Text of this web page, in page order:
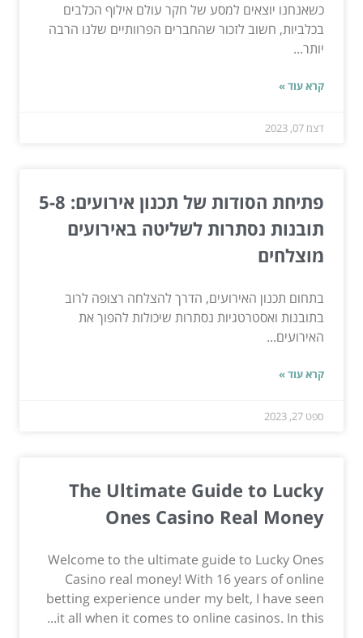
כשאנחנו יוצאים למסע של חקר עולם אילוף הכלבים
בכלביות, חשוב לזכור שהחברים הפרוותיים שלנו הרבה
יותר...
קרא עוד »
דצמ 07, 2023
פתיחת הסודות של תכנון אירועים: 5-8
תובנות נסתרות לשליטה באירועים
מוצלחים
בתחום תכנון האירועים, הדרך להצלחה רצופה לרוב
בתובנות ואסטרטגיות נסתרות שיכולות להפוך את
האירועים...
קרא עוד »
ספט 27, 2023
The Ultimate Guide to Lucky
Ones Casino Real Money
Welcome to the ultimate guide to Lucky Ones
Casino real money! With 16 years of online
betting experience under my belt, I have seen
it all when it comes to online casinos. In this...